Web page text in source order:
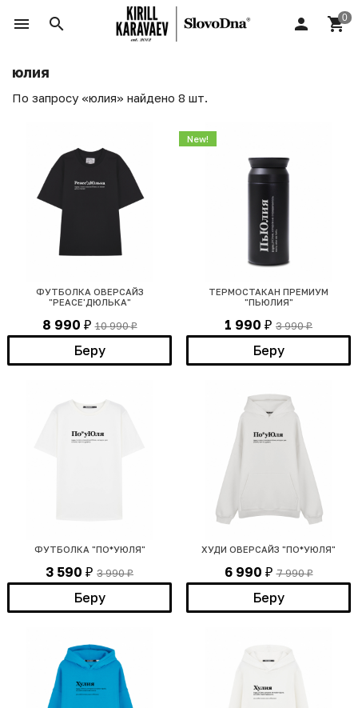
юлия
По запросу «юлия» найдено 8 шт.
ФУТБОЛКА ОВЕРСАЙЗ
"PEACE'ДЮЛЬКА"
8 990 ₽ 10 990₽
Беру
ТЕРМОСТАКАН ПРЕМИУМ
"ПЬЮЛИЯ"
1 990 ₽ 3 990₽
Беру
New!
ФУТБОЛКА "ПО*УЮЛЯ"
3 590 ₽ 3 990₽
Беру
ХУДИ ОВЕРСАЙЗ "ПО*УЮЛЯ"
6 990 ₽ 7 990₽
Беру